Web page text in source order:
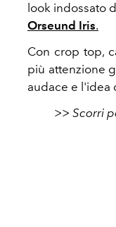
look indossato
Orseund Iris.
Con crop top,
più attenzione
audace e l'idea
>> Scorri